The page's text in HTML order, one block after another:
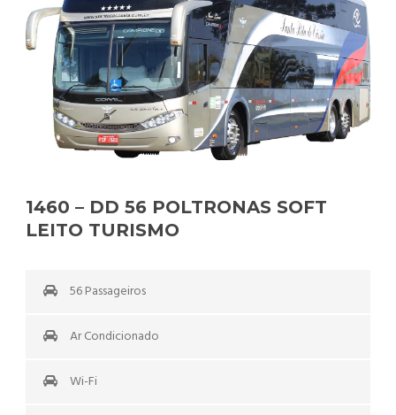
1460 – DD 56 POLTRONAS SOFT
LEITO TURISMO
56 Passageiros
Ar Condicionado
Wi-Fi